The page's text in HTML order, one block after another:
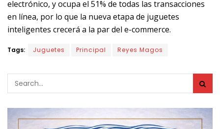
electrónico, y ocupa el 51% de todas las transacciones
en línea, por lo que la nueva etapa de juguetes
inteligentes crecerá a la par del e-commerce.
Tags: Juguetes Principal Reyes Magos